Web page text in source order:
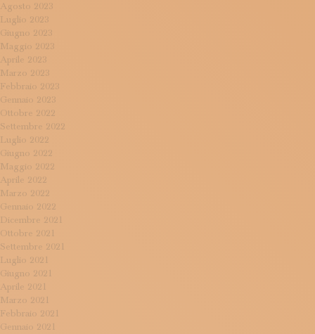
Agosto 2023
Luglio 2023
Giugno 2023
Maggio 2023
Aprile 2023
Marzo 2023
Febbraio 2023
Gennaio 2023
Ottobre 2022
Settembre 2022
Luglio 2022
Giugno 2022
Maggio 2022
Aprile 2022
Marzo 2022
Gennaio 2022
Dicembre 2021
Ottobre 2021
Settembre 2021
Luglio 2021
Giugno 2021
Aprile 2021
Marzo 2021
Febbraio 2021
Gennaio 2021